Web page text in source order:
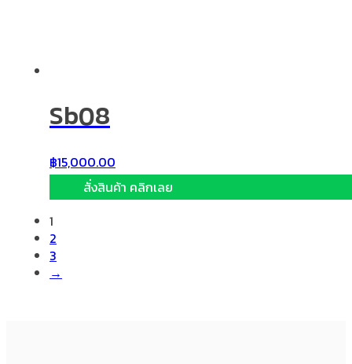
Sb08
฿15,000.00
สั่งสินค้า คลิกเลย
1
2
3
→